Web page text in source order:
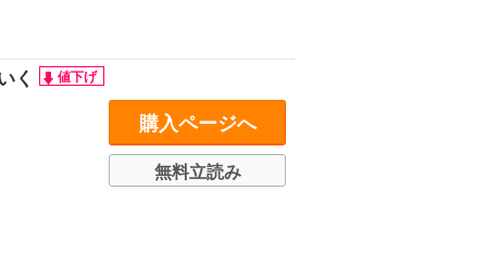
く
購入ページへ
無料立読み